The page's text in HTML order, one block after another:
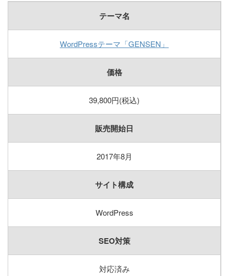
テーマ名
WordPressテーマ「GENSEN」
価格
39,800円(税込)
販売開始日
2017年8月
サイト構成
WordPress
SEO対策
対応済み